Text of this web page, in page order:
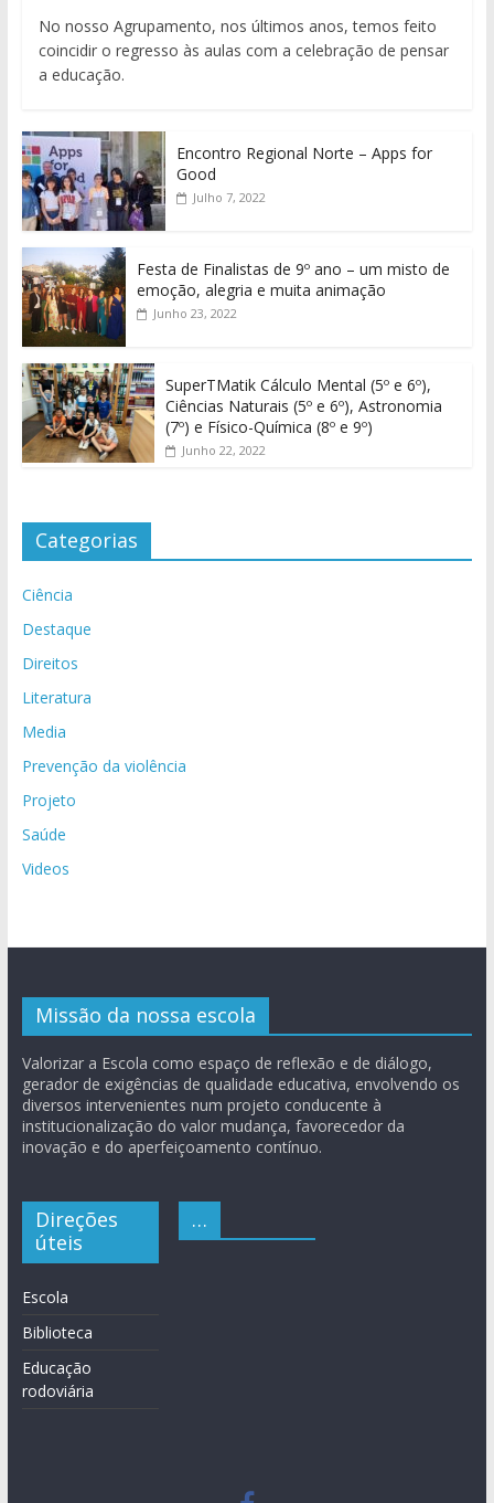
No nosso Agrupamento, nos últimos anos, temos feito
coincidir o regresso às aulas com a celebração de pensar
a educação.
Encontro Regional Norte – Apps for
Good
Julho 7, 2022
Festa de Finalistas de 9º ano – um misto de
emoção, alegria e muita animação
Junho 23, 2022
SuperTMatik Cálculo Mental (5º e 6º),
Ciências Naturais (5º e 6º), Astronomia
(7º) e Físico-Química (8º e 9º)
Junho 22, 2022
Categorias
Ciência
Destaque
Direitos
Literatura
Media
Prevenção da violência
Projeto
Saúde
Videos
Missão da nossa escola
Valorizar a Escola como espaço de reflexão e de diálogo,
gerador de exigências de qualidade educativa, envolvendo os
diversos intervenientes num projeto conducente à
institucionalização do valor mudança, favorecedor da
inovação e do aperfeiçoamento contínuo.
Direções
úteis
Escola
Biblioteca
Educação
rodoviária
…